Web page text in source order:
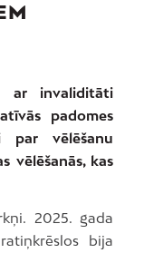
ar invaliditāti
padomes
par vēlēšanu
vēlēšanās, kas
2025. gada
bija